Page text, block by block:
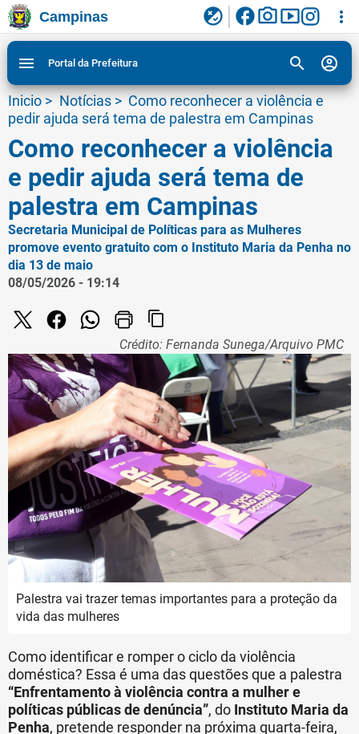
Ir para conteudo
Ir para menu do site da Prefeitura de Campinas
Ligar/Desligar contraste visual de tela para
acessibilidade
3
Campinas flaky facebookphoto_camerasmart_display more_vert
menu Portal da Prefeitura search account_circle
Inicio > Notícias> Como reconhecer a violência e
pedir ajuda será tema de palestra em Campinas
Como reconhecer a violência
e pedir ajuda será tema de
palestra em Campinas
Secretaria Municipal de Políticas para as Mulheres
promove evento gratuito com o Instituto Maria da Penha no
dia 13 de maio
08/05/2026 - 19:14
content_copy
Crédito: Fernanda Sunega/Arquivo PMC
Palestra vai trazer temas importantes para a proteção da
vida das mulheres
Como identificar e romper o ciclo da violência
doméstica? Essa é uma das questões que a palestra
“Enfrentamento à violência contra a mulher e
políticas públicas de denúncia”, do Instituto Maria da
Penha, pretende responder na próxima quarta-feira,